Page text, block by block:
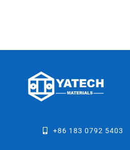
+86 183 0792 5403